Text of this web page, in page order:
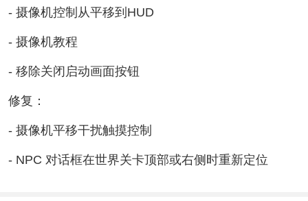
- 摄像机控制从平移到HUD
- 摄像机教程
- 移除关闭启动画面按钮
修复：
- 摄像机平移干扰触摸控制
- NPC 对话框在世界关卡顶部或右侧时重新定位